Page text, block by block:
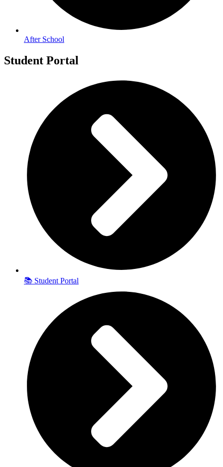
After School
Student Portal
📚 Student Portal